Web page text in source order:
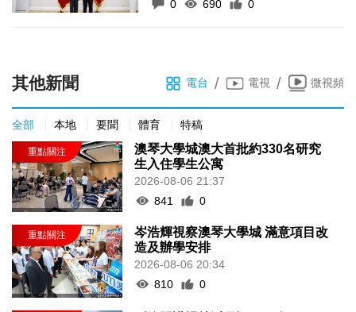
0
690 0
其他新聞 電台 / 電視 / 微視頻
全部 本地 要聞 體育 特稿
澳琴大學城澳大首批約330名研究
生入住學生公寓
2026-08-06 21:37
841
0
岑浩輝視察澳琴大學城 滿意項目改
造及辦學安排
2026-08-06 20:34
810
0